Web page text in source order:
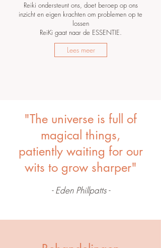
Reiki ondersteunt ons, doet beroep op ons
inzicht en eigen krachten om problemen op te
lossen
ReiKi gaat naar de ESSENTIE.
Lees meer
"The universe is full of
magical things,
patiently waiting for our
wits to grow sharper"
- Eden Phillpatts -